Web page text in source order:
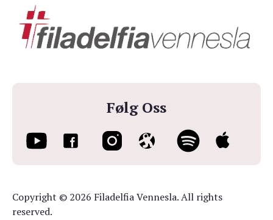
Følg Oss
Copyright © 2026 Filadelfia Vennesla. All rights
reserved.